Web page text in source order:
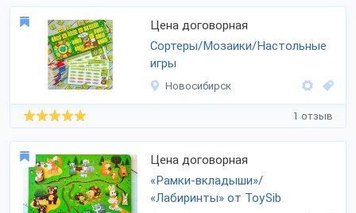
Цена договорная
Сортеры/Мозаики/Настольные
игры
Новосибирск
1 отзыв
Цена договорная
«Рамки-вкладыши»/
«Лабиринты» от ToySib